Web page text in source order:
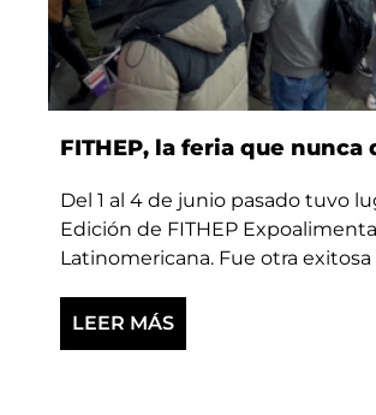
FITHEP, la feria que nunca
Del 1 al 4 de junio pasado tuvo
Edición de FITHEP
Latinomericana. Fue otra exitosa
LEER MÁS